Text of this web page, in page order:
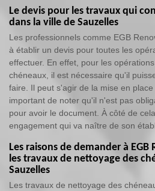
Le devis pour les travaux qui
dans la ville de Sauzelles
Les professionnels comme EGB
à établir un devis pour toutes les
effectuer. En effet, pour les
chéneaux, il est nécessaire qu'il
faire. Il peut s'agir de la mise en
important de noter qu'il n'est pas
pour avoir le document. À côté de
engagement qui va naître de son
Les raisons de demander à
les travaux de nettoyage des
Sauzelles
Les travaux de nettoyage des